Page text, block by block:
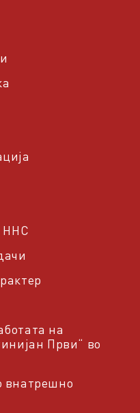
ННС
на
Први“ во
внатрешно